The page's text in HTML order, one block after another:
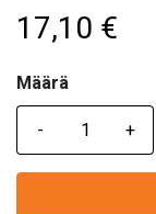
17,10 €
Määrä
Määrä